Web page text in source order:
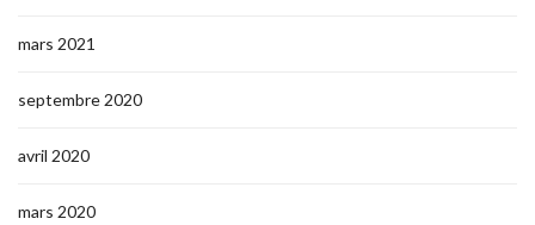
mars 2021
septembre 2020
avril 2020
mars 2020